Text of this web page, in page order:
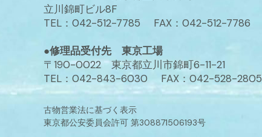
立川錦町ビル8F
TEL：042-512-7785 FAX：042-512-7786
●修理品受付先 東京工場
〒190-0022 東京都立川市錦町6-11-21
TEL：042-843-6030 FAX：042-528-2805
古物営業法に基づく表示
東京都公安委員会許可 第308871506193号